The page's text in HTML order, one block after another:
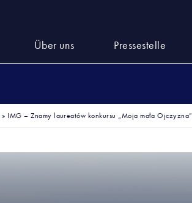
Über uns Pressestelle
» IMG – Znamy laureatów konkursu „Moja mała Ojczyzna”